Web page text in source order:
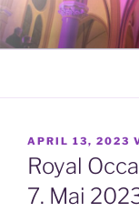
Zum
Inhalt
springen
AM
APRIL 13, 2023
Royal
7. Mai